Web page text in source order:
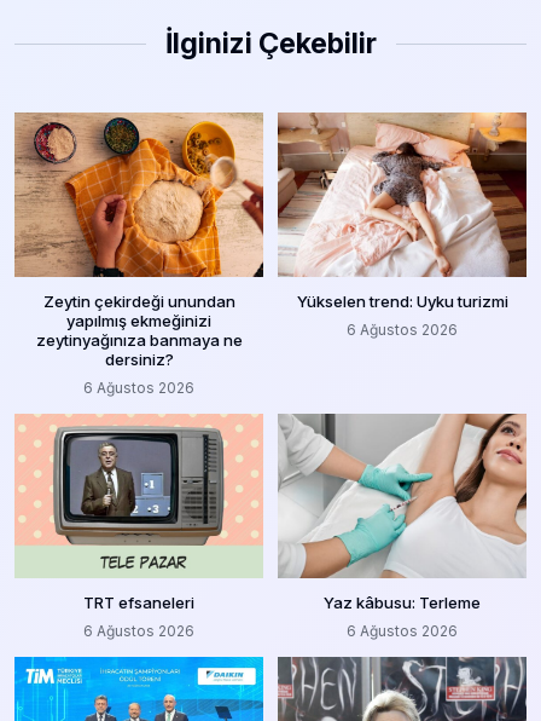
İlginizi Çekebilir
Zeytin çekirdeği unundan
yapılmış ekmeğinizi
zeytinyağınıza banmaya ne
dersiniz?
6 Ağustos 2026
Yükselen trend: Uyku turizmi
6 Ağustos 2026
TRT efsaneleri
6 Ağustos 2026
Yaz kâbusu: Terleme
6 Ağustos 2026